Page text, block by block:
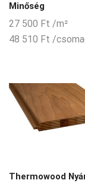
Minőség
27 500 Ft /m²
48 510 Ft /
Thermowood